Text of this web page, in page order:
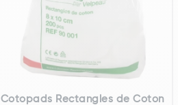
Cotopads Rectangles de Coton